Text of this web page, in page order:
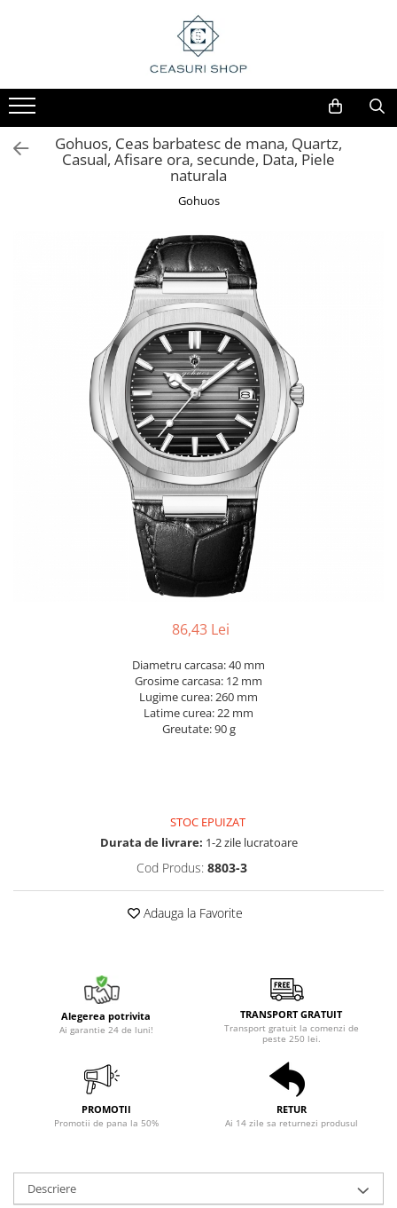
Gohuos, Ceas barbatesc de mana, Quartz,
Casual, Afisare ora, secunde, Data, Piele
naturala
Gohuos
86,43 Lei
Diametru carcasa: 40 mm
Grosime carcasa: 12 mm
Lugime curea: 260 mm
Latime curea: 22 mm
Greutate: 90 g
STOC EPUIZAT
Durata de livrare: 1-2 zile lucratoare
Cod Produs: 8803-3
Adauga la Favorite
Alegerea potrivita
Ai garantie 24 de luni!
TRANSPORT GRATUIT
Transport gratuit la comenzi de
peste 250 lei.
PROMOTII
Promotii de pana la 50%
RETUR
Ai 14 zile sa returnezi produsul
Descriere